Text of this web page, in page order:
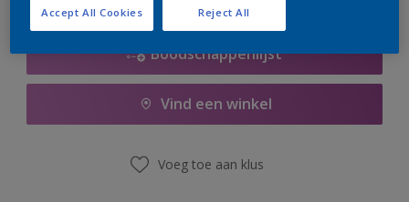
Boodschappenlijst
Vind een winkel
Voeg toe aan klus
Reject All
Accept All Cookies